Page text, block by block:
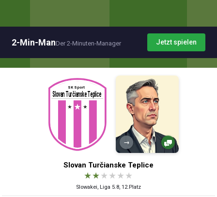
2-Min-ManDer 2-Minuten-Manager Jetzt spielen
→
Slovan Turčianske Teplice
★★★ ★ ★ ★
Slowakei, Liga 5.8, 12.Platz